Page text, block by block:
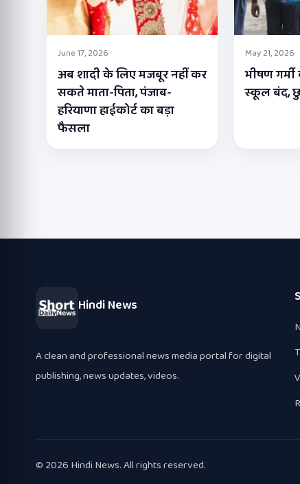
June 17, 2026
अब शादी के लिए मजबूर नहीं कर
सकते माता-पिता, पंजाब-
हरियाणा हाईकोर्ट का बड़ा
फैसला
May 21, 2026
भीषण
स्कूल बंद,
Hindi News
A clean and professional news media portal for digital
publishing, news updates, videos.
© 2026 Hindi News. All rights reserved.